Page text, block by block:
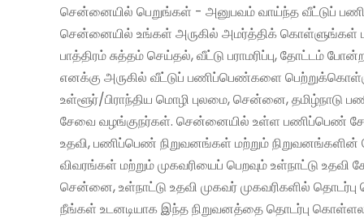
சென்னையில் பெறுங்கள் - அனுபவம் வாய்ந்த வீட்டுப்
சென்னையில் உங்கள் அருகில் அமர்த்திக் கொள்ளுங்கள்
பாத்திரம் சுத்தம் செய்தல், வீட்டு பராமரிப்பு, தோட்டம்
எனக்கு அருகில் வீட்டுப் பணிப்பெண்களை
உள்ளூர்/பிராந்திய மொழி புலமை, சென்னை, தமிழ்நாடு
சேவை வழங்குநர்கள். சென்னையில் உள்ள பணிப்பெண்
உதவி, பணிப்பெண் நிறுவனங்கள் மற்றும் நிறுவனங்களின்
விவரங்கள் மற்றும் முகவரியைப் பெறவும் உள்நாட்டு உதவி
சென்னை, உள்நாட்டு உதவி முகவர் முகவரிகளில்
நீங்கள் உடனடியாக இந்த நிறுவனத்தை தொடர்பு